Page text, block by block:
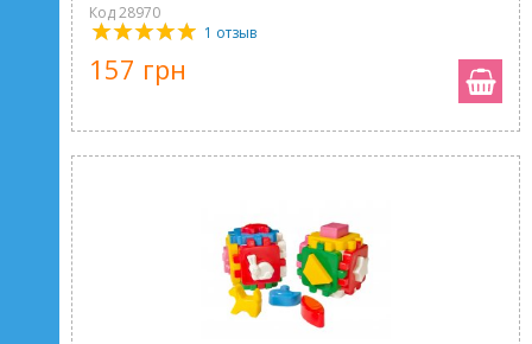
Код 28970
1 отзыв
157 грн